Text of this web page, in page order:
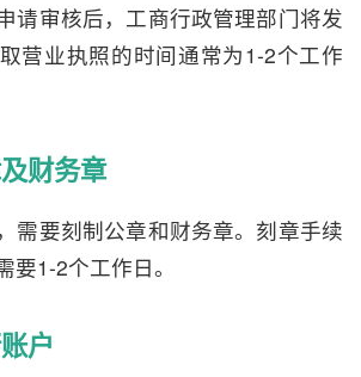
请审核后，工商行政管理部门将发
营业执照的时间通常为1-2个工作
财务章
需要刻制公章和财务章。刻章手续
1-2个工作日。
户